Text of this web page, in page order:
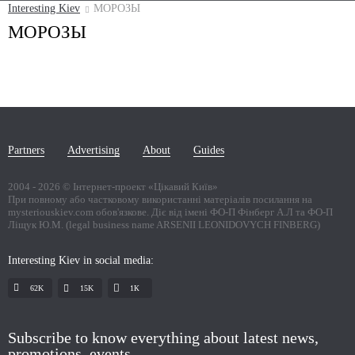
Interesting Kiev МОРОЗЫ
МОРОЗЫ
Partners Advertising About Guides
2004 - 2026 © Інтернет-проект «Цікавий Київ»
При повному або частковому використанні матеріалів посилання на
mysteriouskiev.com обов'язкове. Діє від імені ФО-П Фінберг А.Л та ФО-П
Ліщук Ю.М. (legal business name ARSENII LEONIDOVYCH FINBERG)
Interesting Kiev in social media:
62K 15K 1К
Subscribe to know everything about latest news,